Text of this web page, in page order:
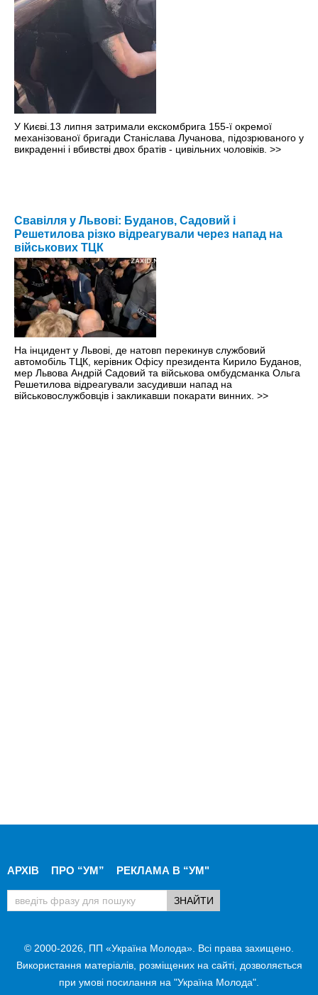
У Києві.13 липня затримали екскомбрига 155-ї окремої
механізованої бригади Станіслава Лучанова, підозрюваного у
викраденні і вбивстві двох братів - цивільних чоловіків. >>
Свавілля у Львові: Буданов, Садовий і
Решетилова різко відреагували через напад на
військових ТЦК
На інцидент у Львові, де натовп перекинув службовий
автомобіль ТЦК, керівник Офісу президента Кирило Буданов,
мер Львова Андрій Садовий та військова омбудсманка Ольга
Решетилова відреагували засудивши напад на
військовослужбовців і закликавши покарати винних. >>
АРХІВ ПРО “УМ” РЕКЛАМА В “УМ"
© 2000-2026, ПП «Україна Молода». Всі права захищено.
Використання матеріалів, розміщених на сайті, дозволяється
при умові посилання на "Україна Молода".